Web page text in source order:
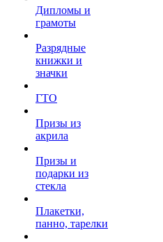
Дипломы и
грамоты
Разрядные
книжки и
значки
ГТО
Призы из
акрила
Призы и
подарки из
стекла
Плакетки,
панно, тарелки